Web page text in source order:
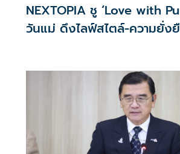
NEXTOPIA ชู ‘Love with
วันแม่ ดึงไลฟ์สไตล์-ความยั่ง